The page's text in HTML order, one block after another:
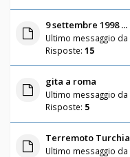
9 settembre 1998 ...
Ultimo messaggio da
Risposte: 15
gita a roma
Ultimo messaggio da
Risposte: 5
Terremoto Turchia
Ultimo messaggio da